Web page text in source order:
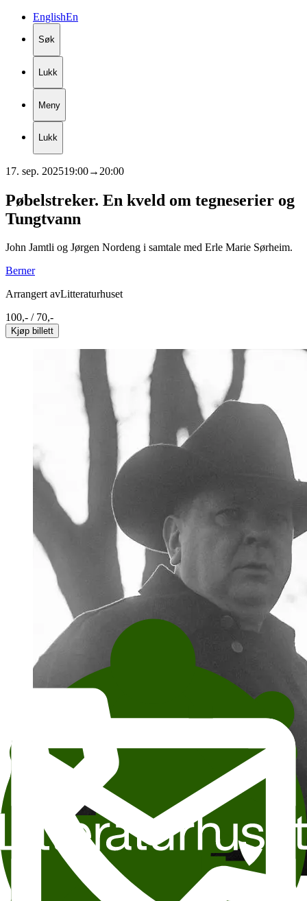
EnglishEn
Søk
Lukk
Meny
Lukk
17. sep. 202519:00→ 20:00
Pøbelstreker. En kveld om tegneserier og
Tungtvann
John Jamtli og Jørgen Nordeng i samtale med Erle Marie Sørheim.
Berner
Arrangert avLitteraturhuset
100,- / 70,-
Kjøp billett
Foto: Marthe A. Vannebo / Privat